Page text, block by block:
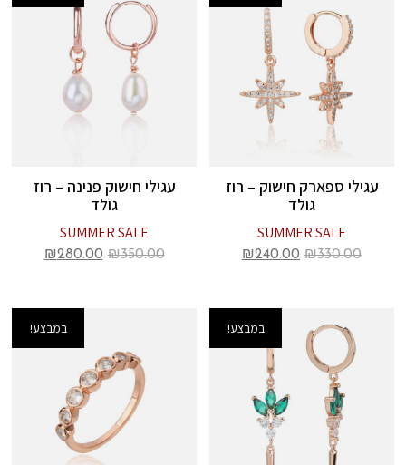
עגילי ספארק חישוק – רוז
גולד
SUMMER SALE
₪330.00
₪240.00
עגילי חישוק פנינה – רוז
גולד
SUMMER SALE
₪350.00
₪280.00
במבצע! במבצע!